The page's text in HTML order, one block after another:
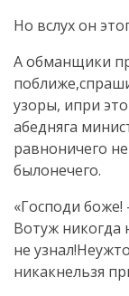
Но вслух он
А обманщики
узоры, ипри
абедняга
равноничего
былонечего.
«Господи
Вотуж никогда
не
никакнельзя